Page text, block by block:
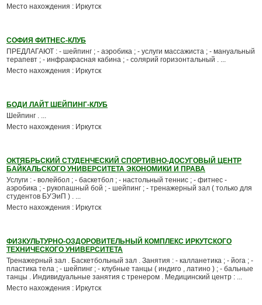
Место нахождения : Иркутск
СОФИЯ ФИТНЕС-КЛУБ
ПРЕДЛАГАЮТ : - шейпинг ; - аэробика ; - услуги массажиста ; - мануальный
терапевт ; - инфракрасная кабина ; - солярий горизонтальный . ...
Место нахождения : Иркутск
БОДИ ЛАЙТ ШЕЙПИНГ-КЛУБ
Шейпинг . ...
Место нахождения : Иркутск
ОКТЯБРЬСКИЙ СТУДЕНЧЕСКИЙ СПОРТИВНО-ДОСУГОВЫЙ ЦЕНТР
БАЙКАЛЬСКОГО УНИВЕРСИТЕТА ЭКОНОМИКИ И ПРАВА
Услуги : - волейбол ; - баскетбол ; - настольный теннис ; - фитнес -
аэробика ; - рукопашный бой ; - шейпинг ; - тренажерный зал ( только для
студентов БУЭиП ) . ...
Место нахождения : Иркутск
ФИЗКУЛЬТУРНО-ОЗДОРОВИТЕЛЬНЫЙ КОМПЛЕКС ИРКУТСКОГО
ТЕХНИЧЕСКОГО УНИВЕРСИТЕТА
Тренажерный зал . Баскетбольный зал . Занятия : - калланетика ; - йога ; -
пластика тела ; - шейпинг ; - клубные танцы ( индиго , латино ) ; - бальные
танцы . Индивидуальные занятия с тренером . Медицинский центр : ...
Место нахождения : Иркутск